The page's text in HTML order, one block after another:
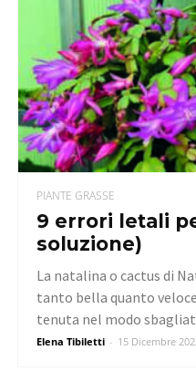
PIANTE GRASSE
9 errori letali
soluzione)
Elena Tibiletti - 15 Dicembre
La natalina o cactus di
tanto bella quanto
tenuta nel modo